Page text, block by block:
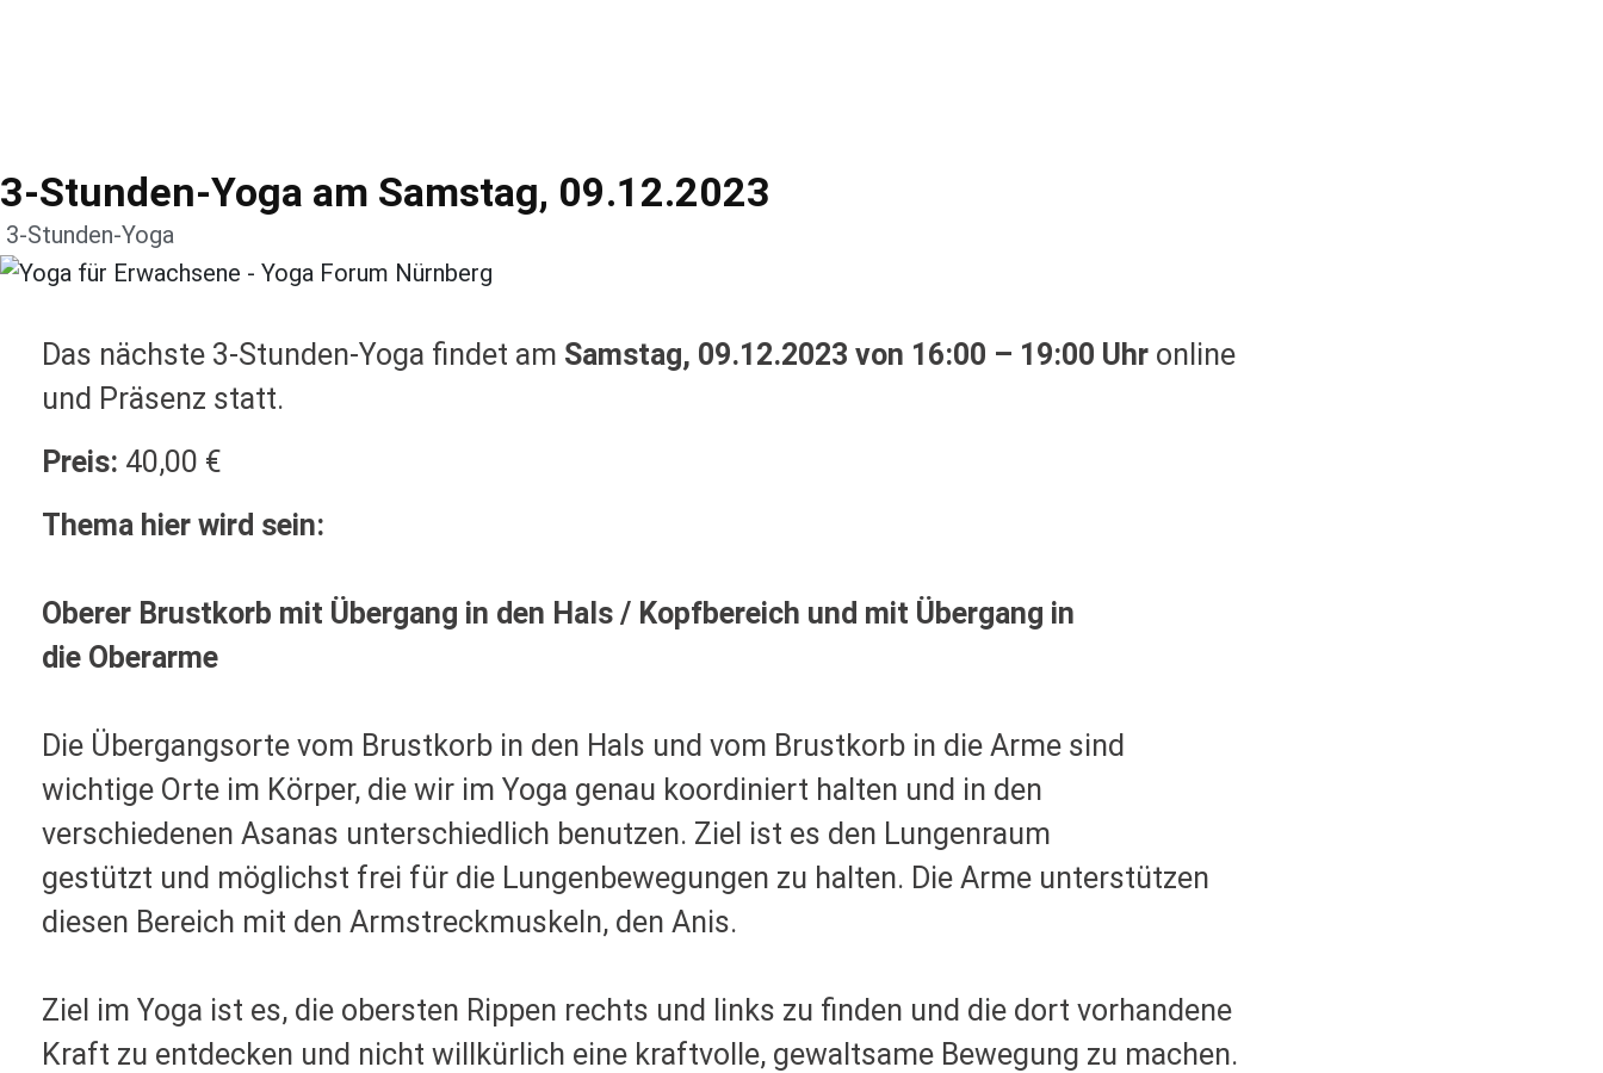
3-Stunden-Yoga am Samstag, 09.12.2023
3-Stunden-Yoga
Das nächste 3-Stunden-Yoga findet am Samstag, 09.12.2023 von 16:00 – 19:00 Uhr online
und Präsenz statt.
Preis: 40,00 €
Thema hier wird sein:
Oberer Brustkorb mit Übergang in den Hals / Kopfbereich und mit Übergang in
die Oberarme
Die Übergangsorte vom Brustkorb in den Hals und vom Brustkorb in die Arme sind
wichtige Orte im Körper, die wir im Yoga genau koordiniert halten und in den
verschiedenen Asanas unterschiedlich benutzen. Ziel ist es den Lungenraum
gestützt und möglichst frei für die Lungenbewegungen zu halten. Die Arme unterstützen
diesen Bereich mit den Armstreckmuskeln, den Anis.
Ziel im Yoga ist es, die obersten Rippen rechts und links zu finden und die dort vorhandene
Kraft zu entdecken und nicht willkürlich eine kraftvolle, gewaltsame Bewegung zu machen.